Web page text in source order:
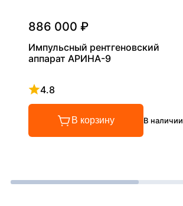
886 000 ₽
Импульсный рентгеновский
аппарат АРИНА-9
4.8
Рейтинг 4.8 из 5
В корзину В наличии